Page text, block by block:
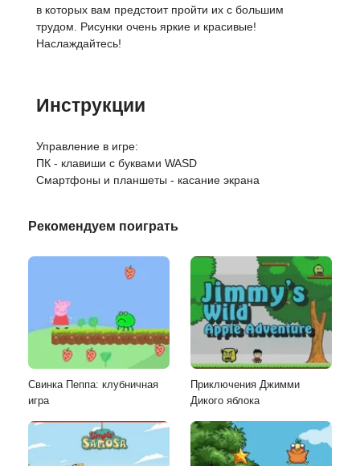
в которых вам предстоит пройти их с большим
трудом. Рисунки очень яркие и красивые!
Наслаждайтесь!
Инструкции
Управление в игре:
ПК - клавиши с буквами WASD
Смартфоны и планшеты - касание экрана
Рекомендуем поиграть
Свинка Пеппа: клубничная
игра
Приключения Джимми
Дикого яблока